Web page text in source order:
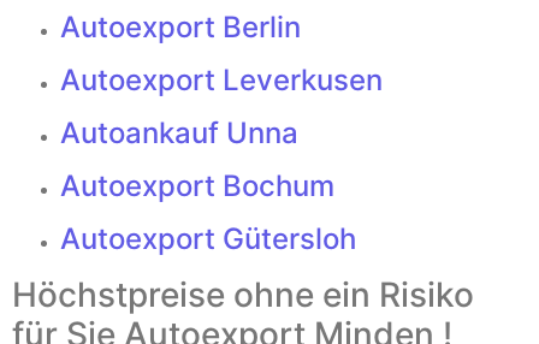
Autoexport Berlin
Autoexport Leverkusen
Autoankauf Unna
Autoexport Bochum
Autoexport Gütersloh
Höchstpreise ohne ein Risiko
für Sie Autoexport Minden !